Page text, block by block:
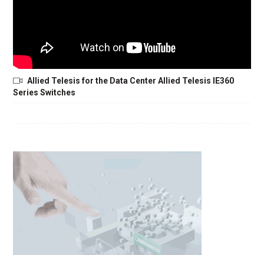
Allied Telesis for the Data Center Allied Telesis IE360
Series Switches